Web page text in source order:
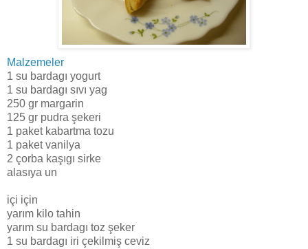
Malzemeler
1 su bardagı yogurt
1 su bardagı sıvı yag
250 gr margarin
125 gr pudra şekeri
1 paket kabartma tozu
1 paket vanilya
2 çorba kaşıgı sirke
alasıya un
içi için
yarım kilo tahin
yarım su bardagı toz şeker
1 su bardagı iri çekilmiş ceviz